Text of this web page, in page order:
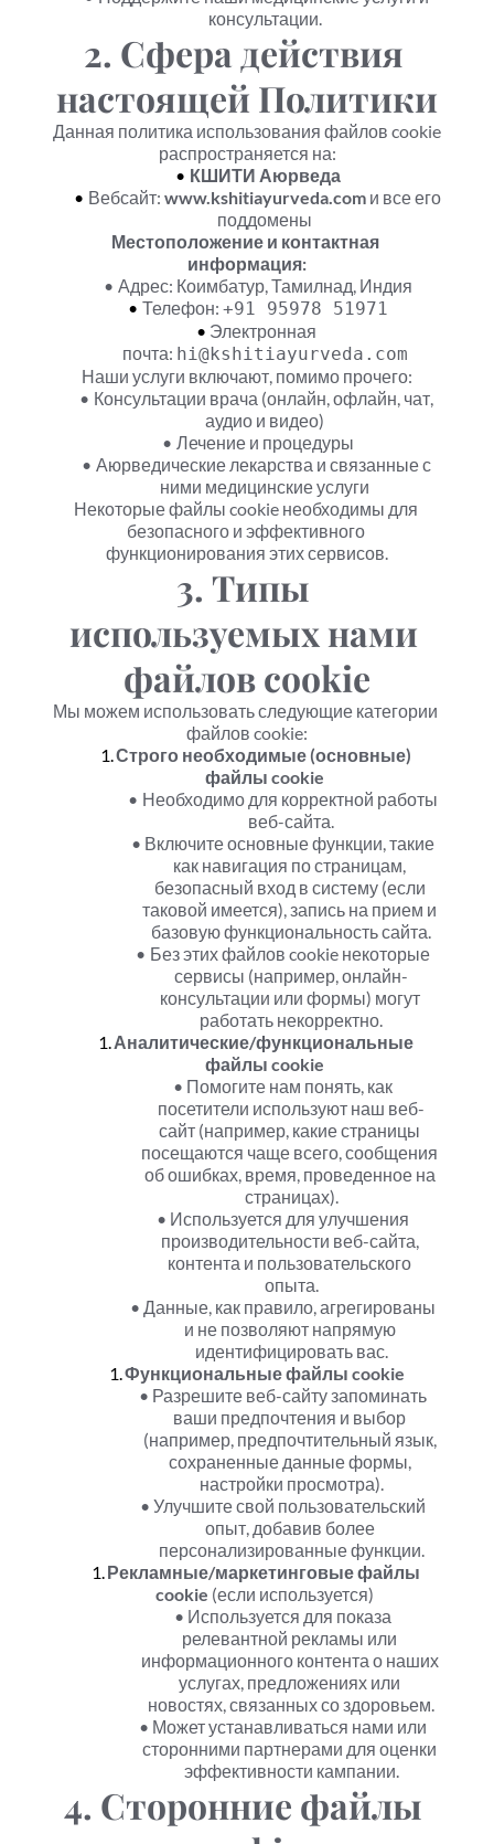
консультации.
2. Сфера действия
настоящей Политики
Данная политика использования файлов cookie
распространяется на:
КШИТИ Аюрведа
Вебсайт: www.kshitiayurveda.com и все его
поддомены
Местоположение и контактная
информация:
Адрес: Коимбатур, Тамилнад, Индия
Телефон: +91 95978 51971
Электронная
почта: hi@kshitiayurveda.com
Наши услуги включают, помимо прочего:
Консультации врача (онлайн, офлайн, чат,
аудио и видео)
Лечение и процедуры
Аюрведические лекарства и связанные с
ними медицинские услуги
Некоторые файлы cookie необходимы для
безопасного и эффективного
функционирования этих сервисов.
3. Типы
используемых нами
файлов cookie
Мы можем использовать следующие категории
файлов cookie:
Строго необходимые (основные)
файлы cookie
Необходимо для корректной работы
веб-сайта.
Включите основные функции, такие
как навигация по страницам,
безопасный вход в систему (если
таковой имеется), запись на прием и
базовую функциональность сайта.
Без этих файлов cookie некоторые
сервисы (например, онлайн-
консультации или формы) могут
работать некорректно.
Аналитические/функциональные
файлы cookie
Помогите нам понять, как
посетители используют наш веб-
сайт (например, какие страницы
посещаются чаще всего, сообщения
об ошибках, время, проведенное на
страницах).
Используется для улучшения
производительности веб-сайта,
контента и пользовательского
опыта.
Данные, как правило, агрегированы
и не позволяют напрямую
идентифицировать вас.
Функциональные файлы cookie
Разрешите веб-сайту запоминать
ваши предпочтения и выбор
(например, предпочтительный язык,
сохраненные данные формы,
настройки просмотра).
Улучшите свой пользовательский
опыт, добавив более
персонализированные функции.
Рекламные/маркетинговые файлы
cookie (если используется)
Используется для показа
релевантной рекламы или
информационного контента о наших
услугах, предложениях или
новостях, связанных со здоровьем.
Может устанавливаться нами или
сторонними партнерами для оценки
эффективности кампании.
4. Сторонние файлы